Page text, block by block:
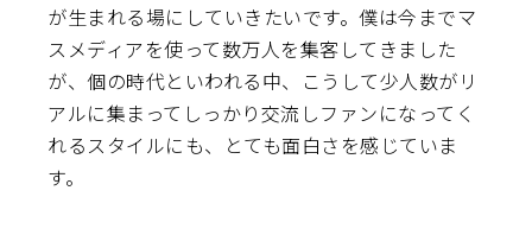
が生まれる場にしていきたいです。僕は今までマ
スメディアを使って数万人を集客してきました
が、個の時代といわれる中、こうして少人数がリ
アルに集まってしっかり交流しファンになってく
れるスタイルにも、とても面白さを感じていま
す。